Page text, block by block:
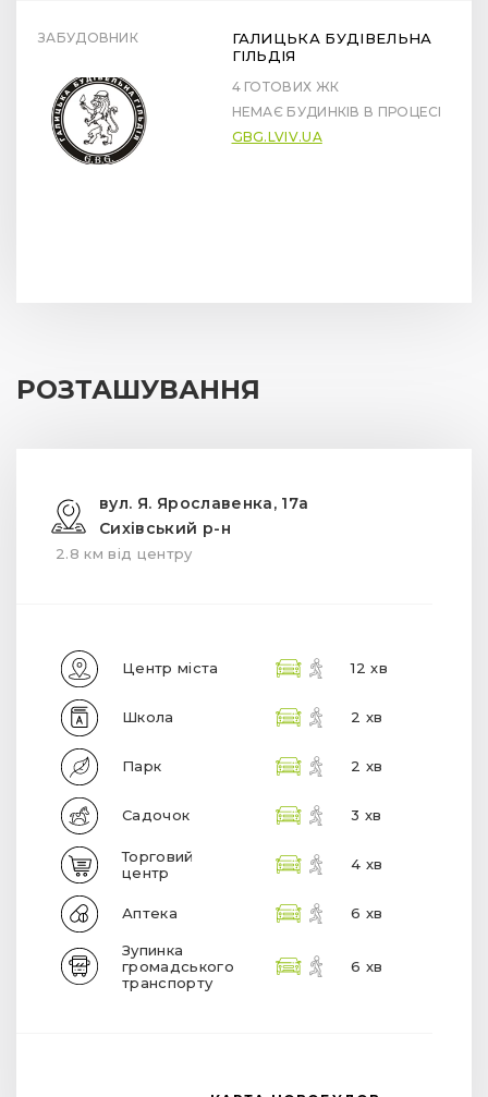
ЗАБУДОВНИК
ГАЛИЦЬКА БУДІВЕЛЬНА
ГІЛЬДІЯ
4 ГОТОВИХ ЖК
НЕМАЄ БУДИНКІВ В ПРОЦЕСІ
GBG.LVIV.UA
РОЗТАШУВАННЯ
вул. Я. Ярославенка, 17а
Сихівський р-н
2.8 км від центру
Центр міста 12 хв
Школа 2 хв
Парк 2 хв
Садочок 3 хв
Торговий
центр
4 хв
Аптека 6 хв
Зупинка
громадського
транспорту
6 хв